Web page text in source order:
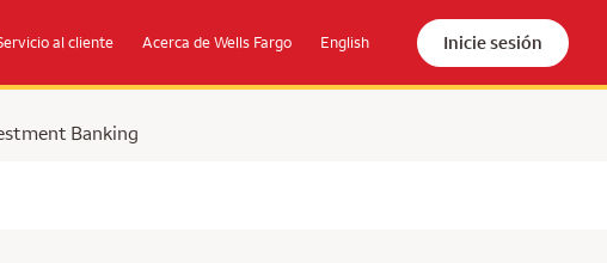
al cliente Acerca de Wells Fargo English Inicie sesión
Banking